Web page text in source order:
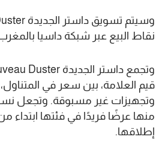
نقاط البيع عبر شبكة داسيا بالمغرب
قيم العلامة، بين سعر في
وتجهيزات غير مسبوقة. وتجعل
إطلاقها.